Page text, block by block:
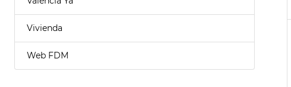
Vivienda
Web FDM